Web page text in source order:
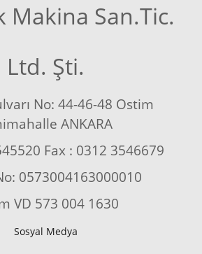
Makina San.Tic.
Ltd. Şti.
No: 44-46-48 Ostim
ANKARA
Fax : 0312 3546679
0573004163000010
VD 573 004 1630
Sosyal Medya